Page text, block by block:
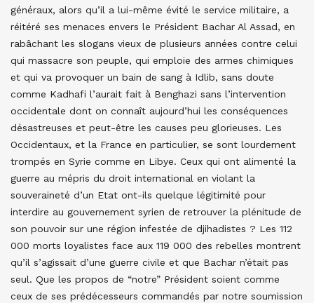
généraux, alors qu’il a lui-même évité le service militaire, a
réitéré ses menaces envers le Président Bachar Al Assad, en
rabâchant les slogans vieux de plusieurs années contre celui
qui massacre son peuple, qui emploie des armes chimiques
et qui va provoquer un bain de sang à Idlib, sans doute
comme Kadhafi l’aurait fait à Benghazi sans l’intervention
occidentale dont on connaît aujourd’hui les conséquences
désastreuses et peut-être les causes peu glorieuses. Les
Occidentaux, et la France en particulier, se sont lourdement
trompés en Syrie comme en Libye. Ceux qui ont alimenté la
guerre au mépris du droit international en violant la
souveraineté d’un Etat ont-ils quelque légitimité pour
interdire au gouvernement syrien de retrouver la plénitude de
son pouvoir sur une région infestée de djihadistes ? Les 112
000 morts loyalistes face aux 119 000 des rebelles montrent
qu’il s’agissait d’une guerre civile et que Bachar n’était pas
seul. Que les propos de “notre” Président soient comme
ceux de ses prédécesseurs commandés par notre soumission